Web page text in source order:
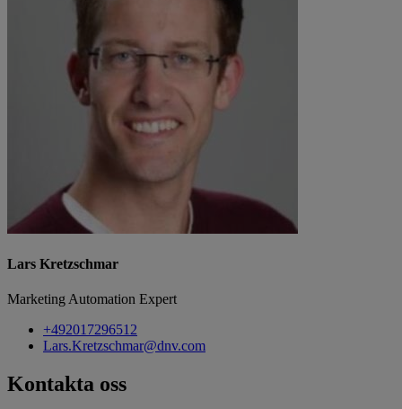
Lars Kretzschmar
Marketing Automation Expert
+492017296512
Lars.Kretzschmar@dnv.com
Kontakta oss